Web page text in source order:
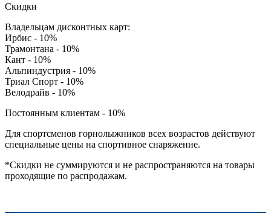
Скидки
Владельцам дисконтных карт:
Ирбис - 10%
Трамонтана - 10%
Кант - 10%
Альпиндустрия - 10%
Триал Спорт - 10%
Велодрайв - 10%
Постоянным клиентам - 10%
Для спортсменов горнолыжников всех возрастов действуют
специальные цены на спортивное снаряжение.
*Скидки не суммируются и не распространяются на товары
проходящие по распродажам.